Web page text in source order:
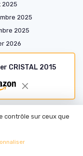
CRISTAL 2015
2025
2025
2025
2026
2026
contrôle sur ceux que